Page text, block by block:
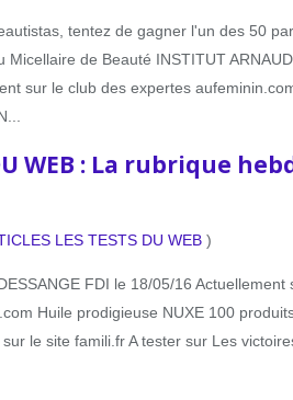
tentez de gagner l'un des 50
Micellaire de Beauté INSTITUT
sur le club des expertes
WEB : La rubrique
LES TESTS DU WEB )
FDI le 18/05/16 Actuellement
Huile prodigieuse NUXE 100
le site famili.fr A tester sur Les